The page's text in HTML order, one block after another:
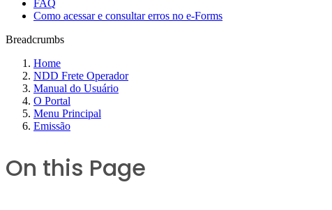
FAQ
Como acessar e consultar erros no e-Forms
Breadcrumbs
Home
NDD Frete Operador
Manual do Usuário
O Portal
Menu Principal
Emissão
On this Page